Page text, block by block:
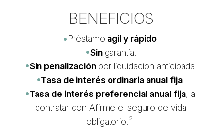
BENEFICIOS
•Préstamo ágil y rápido.
•Sin garantía.
•Sin penalización por liquidación anticipada.
•Tasa de interés ordinaria anual fija
•Tasa de interés preferencial anual fija, al
contratar con Afirme el seguro de vida
obligatorio. ²